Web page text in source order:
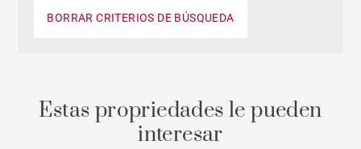
BORRAR CRITERIOS DE BÚSQUEDA
Estas propriedades le pueden
interesar